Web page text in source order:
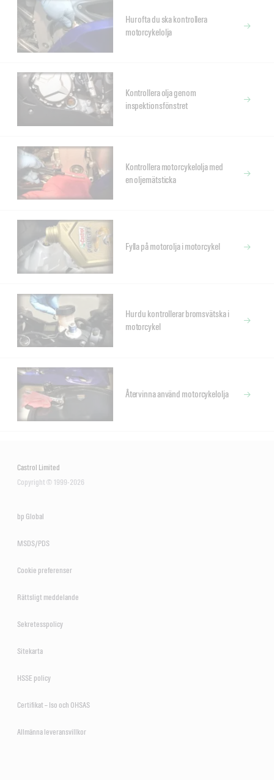
Hur ofta du ska kontrollera
motorcykelolja
Kontrollera olja genom
inspektionsfönstret
Kontrollera motorcykelolja med
en oljemätsticka
Fylla på motorolja i motorcykel
Hur du kontrollerar bromsvätska i
motorcykel
Återvinna använd motorcykelolja
Castrol Limited
Copyright © 1999-2026
bp Global
MSDS/PDS
Cookie preferenser
Rättsligt meddelande
Sekretesspolicy
Sitekarta
HSSE policy
Certifikat – Iso och OHSAS
Allmänna leveransvillkor